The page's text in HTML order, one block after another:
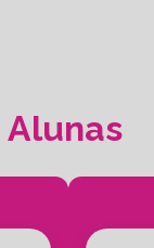
Alunas